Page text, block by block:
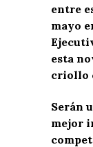
entre
mayo
esta
criollo
Serán
mejor